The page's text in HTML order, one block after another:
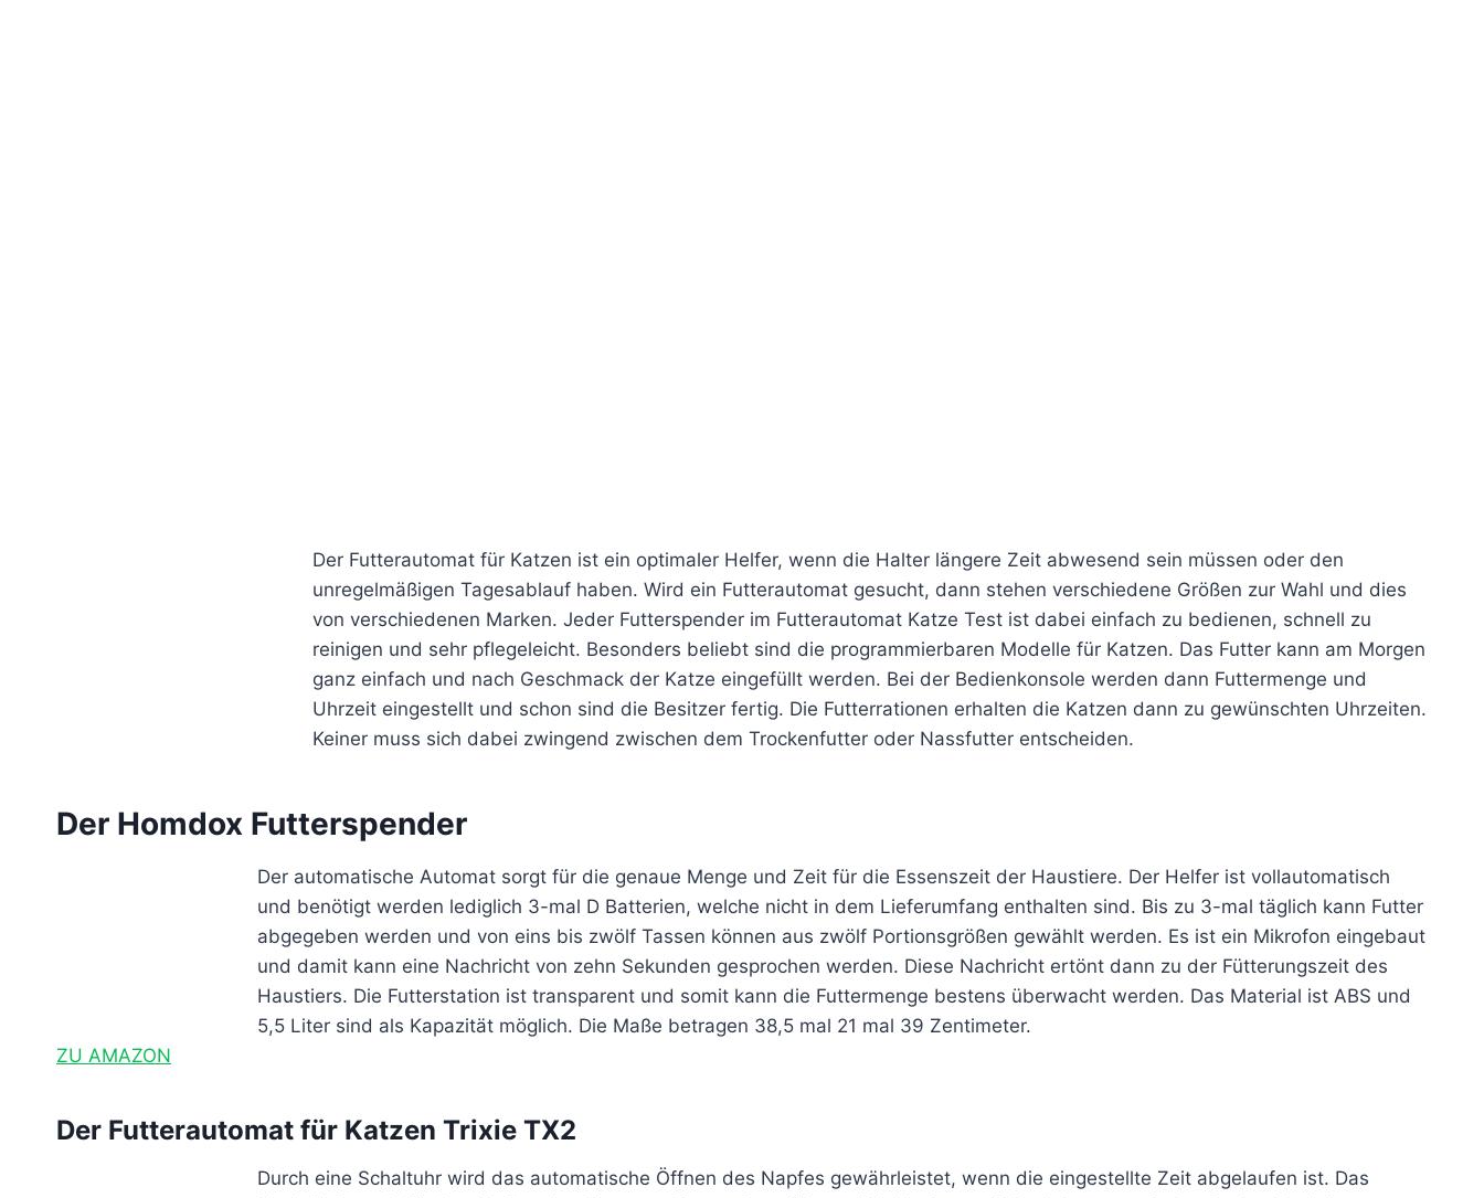
Der Futterautomat für Katzen ist ein optimaler Helfer, wenn die Halter längere Zeit abwesend sein müssen oder den
unregelmäßigen Tagesablauf haben. Wird ein Futterautomat gesucht, dann stehen verschiedene Größen zur Wahl und dies
von verschiedenen Marken. Jeder Futterspender im Futterautomat Katze Test ist dabei einfach zu bedienen, schnell zu
reinigen und sehr pflegeleicht. Besonders beliebt sind die programmierbaren Modelle für Katzen. Das Futter kann am Morgen
ganz einfach und nach Geschmack der Katze eingefüllt werden. Bei der Bedienkonsole werden dann Futtermenge und
Uhrzeit eingestellt und schon sind die Besitzer fertig. Die Futterrationen erhalten die Katzen dann zu gewünschten Uhrzeiten.
Keiner muss sich dabei zwingend zwischen dem Trockenfutter oder Nassfutter entscheiden.
Der Homdox Futterspender
Der automatische Automat sorgt für die genaue Menge und Zeit für die Essenszeit der Haustiere. Der Helfer ist vollautomatisch
und benötigt werden lediglich 3-mal D Batterien, welche nicht in dem Lieferumfang enthalten sind. Bis zu 3-mal täglich kann Futter
abgegeben werden und von eins bis zwölf Tassen können aus zwölf Portionsgrößen gewählt werden. Es ist ein Mikrofon eingebaut
und damit kann eine Nachricht von zehn Sekunden gesprochen werden. Diese Nachricht ertönt dann zu der Fütterungszeit des
Haustiers. Die Futterstation ist transparent und somit kann die Futtermenge bestens überwacht werden. Das Material ist ABS und
5,5 Liter sind als Kapazität möglich. Die Maße betragen 38,5 mal 21 mal 39 Zentimeter.
ZU AMAZON
Der Futterautomat für Katzen Trixie TX2
Durch eine Schaltuhr wird das automatische Öffnen des Napfes gewährleistet, wenn die eingestellte Zeit abgelaufen ist. Das